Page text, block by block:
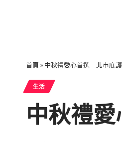
首頁 » 中秋禮愛心首選 北市庇
生活
中秋禮